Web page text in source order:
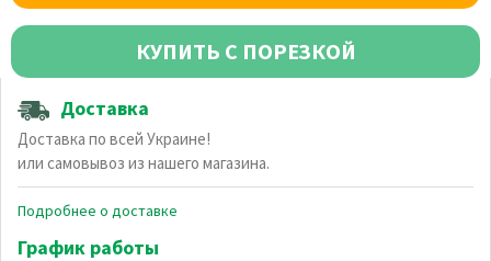
КУПИТЬ С ПОРЕЗКОЙ
Доставка
Доставка по всей Украине!
или самовывоз из нашего магазина.
Подробнее о доставке
График работы